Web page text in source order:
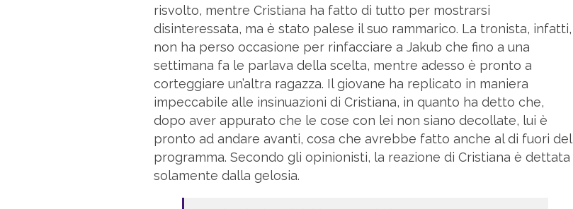
risvolto, mentre Cristiana ha fatto di tutto per mostrarsi
disinteressata, ma è stato palese il suo rammarico. La tronista, infatti,
non ha perso occasione per rinfacciare a Jakub che fino a una
settimana fa le parlava della scelta, mentre adesso è pronto a
corteggiare un’altra ragazza. Il giovane ha replicato in maniera
impeccabile alle insinuazioni di Cristiana, in quanto ha detto che,
dopo aver appurato che le cose con lei non siano decollate, lui è
pronto ad andare avanti, cosa che avrebbe fatto anche al di fuori del
programma. Secondo gli opinionisti, la reazione di Cristiana è dettata
solamente dalla gelosia.